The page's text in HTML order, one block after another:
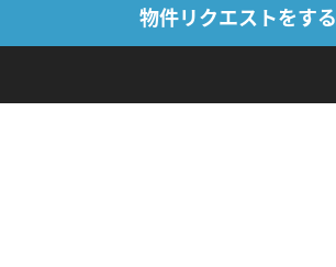
物件リクエストをする